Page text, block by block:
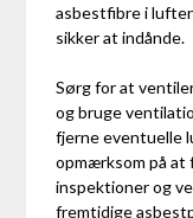
asbestfibre i
sikker at indånde.
Sørg for at
og bruge
fjerne eventuelle
opmærksom på at
inspektioner og
fremtidige